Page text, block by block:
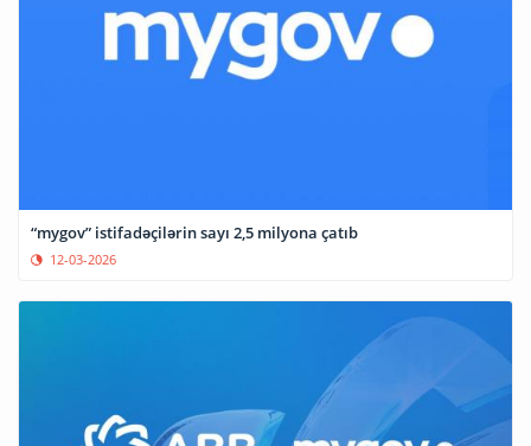
“mygov” istifadəçilərin sayı 2,5 milyona çatıb
12-03-2026